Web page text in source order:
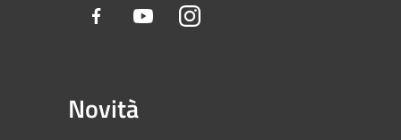
Facebook YoutubeInstagram
Novità